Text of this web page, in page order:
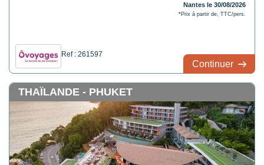
Ref : 261597
Nantes le 30/08/2026
*Prix à partir de, TTC/pers.
Continuer
THAÏLANDE - PHUKET